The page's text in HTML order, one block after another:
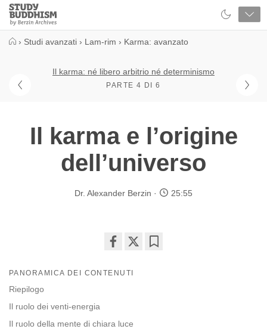
Close
Study
Buddhism
› Studi avanzati › Lam-rim › Karma: avanzato
Il karma: né libero arbitrio né determinismo
PARTE 4 DI 6
Il karma e l’origine
dell’universo
Dr. Alexander Berzin 25:55
on
PANORAMICA DEI CONTENUTI
Riepilogo
Il ruolo dei venti-energia
Il ruolo della mente di chiara luce